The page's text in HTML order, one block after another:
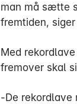
man må sætte
fremtiden,
Med
fremover skal
-De rekordlave